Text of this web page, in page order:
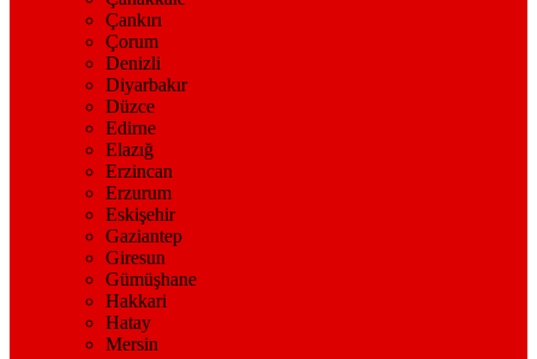
Çankırı
Çorum
Denizli
Diyarbakır
Düzce
Edirne
Elazığ
Erzincan
Erzurum
Eskişehir
Gaziantep
Giresun
Gümüşhane
Hakkari
Hatay
Mersin